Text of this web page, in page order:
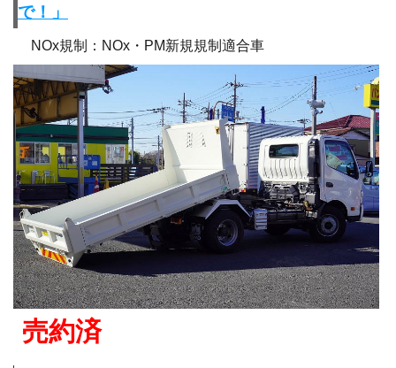
で！」
NOx規制：NOx・PM新規規制適合車
売約済